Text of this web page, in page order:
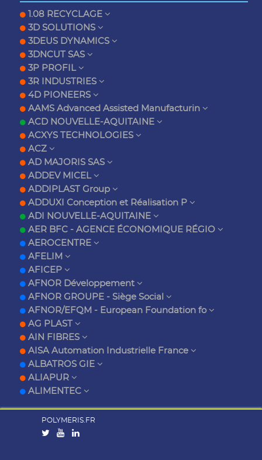
1.08 RECYCLAGE
3D SOLUTIONS
3DEUS DYNAMICS
3DNCUT SAS
3P PROFIL
3R INDUSTRIES
4D PIONEERS
AAMS Advanced Assisted Manufacturin
ACD NOUVELLE-AQUITAINE
ACXYS TECHNOLOGIES
ACZ
AD MAJORIS SAS
ADDEV MICEL
ADDIPLAST Group
ADDUXI Conception et Réalisation P
ADI NOUVELLE-AQUITAINE
AER BFC - AGENCE ÉCONOMIQUE RÉGIO
AEROCENTRE
AFELIM
AFICEP
AFNOR Développement
AFNOR GROUPE - Siège Social
AFNOR/EFQM - European Foundation fo
AG PLAST
AIN FIBRES
AISA Automation Industrielle France
ALBATROS GIE
ALIAPUR
ALIMENTEC
POLYMERIS.FR